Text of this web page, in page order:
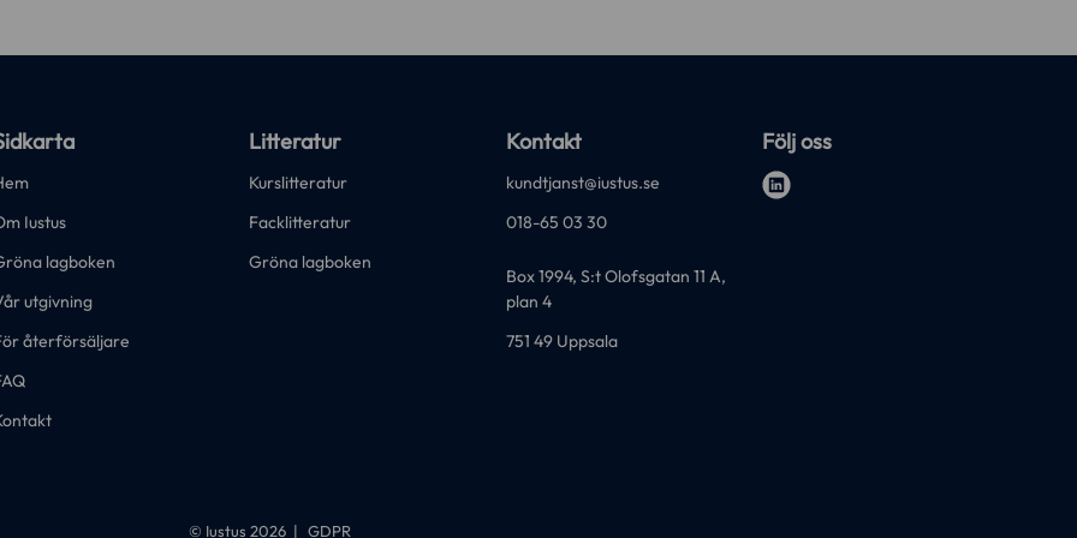
Iustus
lagboken
utgivning
återförsäljare
Litteratur
Kurslitteratur
Facklitteratur
Gröna lagboken
Kontakt
kundtjanst@iustus.se
018-65 03 30
Box 1994, S:t Olofsgatan 11 A,
plan 4
751 49 Uppsala
Följ oss
l
© Iustus 2026 GDPR